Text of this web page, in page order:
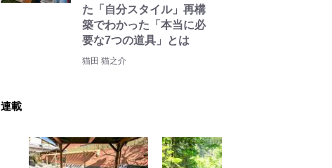
た「自分スタイル」再構
築でわかった「本当に必
要な7つの道具」とは
猫田 猫之介
連載